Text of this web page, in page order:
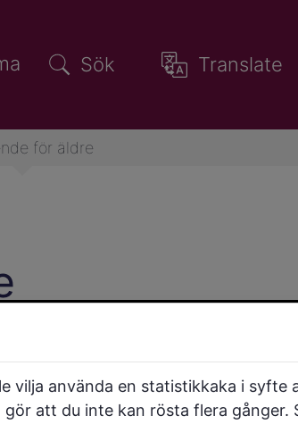
Sök Translate
för äldre
särskilda boenden,
boendeformer för äldre.
vilja använda en statistikkaka i
att du inte kan rösta flera gånger.